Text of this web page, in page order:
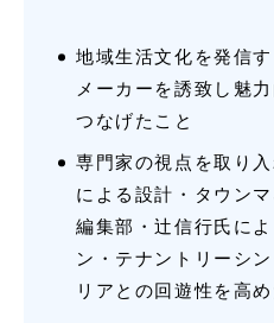
地域生活文化を発信
メーカーを誘致し魅
つなげたこと
専門家の視点を取り
による設計・タウン
編集部・辻信行氏に
ン・テナントリーシ
リアとの回遊性を高め